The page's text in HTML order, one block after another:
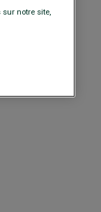
notre site,